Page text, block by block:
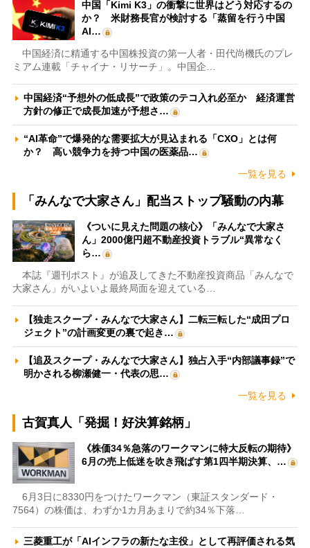
中国「Kimi K3」の衝撃に世界はどう対応するの
か？ 米財務長官が検討する「蒸留を行う中国
AI…
中国経済に精通する中国株投資の第一人者・田代尚機氏のプレ
ミアム連載「チャイナ・リサーチ」。中国企…
中国経済“予想外の低成長”で政策のテコ入れ必至か 経済運営
方針の修正で成長加速が予想さ…
“AI革命”で爆発的な需要拡大が見込まれる「CXO」とは何
か？ 高い競争力を持つ中国の医薬品…
一覧を見る
「みんなで大家さん」配当ストップ騒動の内幕
《ついに見えた問題の核心》「みんなで大家さ
ん」2000億円超不動産投資トラブル“異常なく
ら…
本誌『週刊ポスト』が追及してきた不動産投資商品「みんなで
大家さん」がいよいよ最終局面を迎えている…
【独走スクープ・みんなで大家さん】二転三転した“成田プロ
ジェクト”の計画変更の裏で起き…
【追及スクープ・みんなで大家さん】独占入手“内部議事録”で
明かされる柳瀬健一・代表の思…
一覧を見る
古賀真人「発掘！好決算銘柄」
《株価34％急落のワークマンに特大反転の期待》
6月の売上低迷を吹き飛ばす第1四半期決算、…
6月3日に8330円をつけたワークマン（東証スタンダード・
7564）の株価は、わずか1カ月あまりで約34％下落…
三菱重工が「AIインフラの新たな主役」として再評価される気